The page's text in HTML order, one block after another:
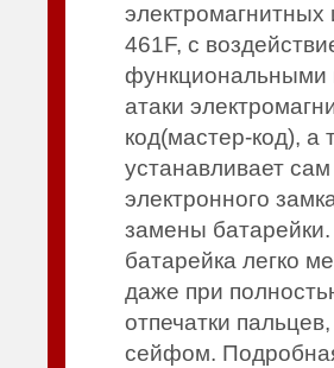
461F, с
функциональными
атаки
код(мастер-код), а
устанавливает
электронного
замены
батарейка легко
даже при
отпечатки
сейфом.